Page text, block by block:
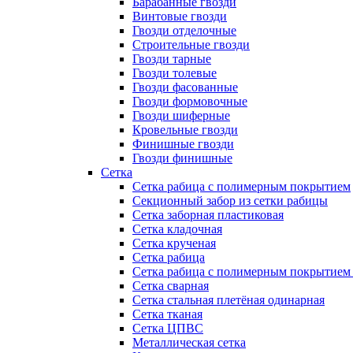
Винтовые гвозди
Гвозди отделочные
Строительные гвозди
Гвозди тарные
Гвозди толевые
Гвозди фасованные
Гвозди формовочные
Гвозди шиферные
Кровельные гвозди
Финишные гвозди
Гвозди финишные
Сетка
Сетка рабица с полимерным покрытием
Секционный забор из сетки рабицы
Сетка заборная пластиковая
Сетка кладочная
Сетка крученая
Сетка рабица
Сетка рабица с полимерным покрытием
Сетка сварная
Сетка стальная плетёная одинарная
Сетка тканая
Сетка ЦПВС
Металлическая сетка